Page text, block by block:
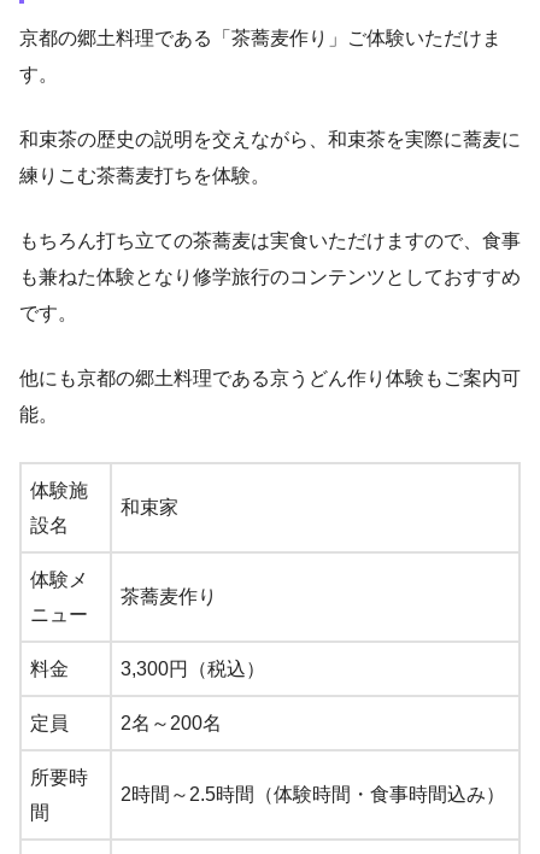
京都の郷土料理である「茶蕎麦作り」ご体験いただけま
す。
和束茶の歴史の説明を交えながら、和束茶を実際に蕎麦に
練りこむ茶蕎麦打ちを体験。
もちろん打ち立ての茶蕎麦は実食いただけますので、食事
も兼ねた体験となり修学旅行のコンテンツとしておすすめ
です。
他にも京都の郷土料理である京うどん作り体験もご案内可
能。
体験施
設名
和束家
体験メ
ニュー
茶蕎麦作り
料金 3,300円（税込）
定員 2名～200名
所要時
間
2時間～2.5時間（体験時間・食事時間込み）